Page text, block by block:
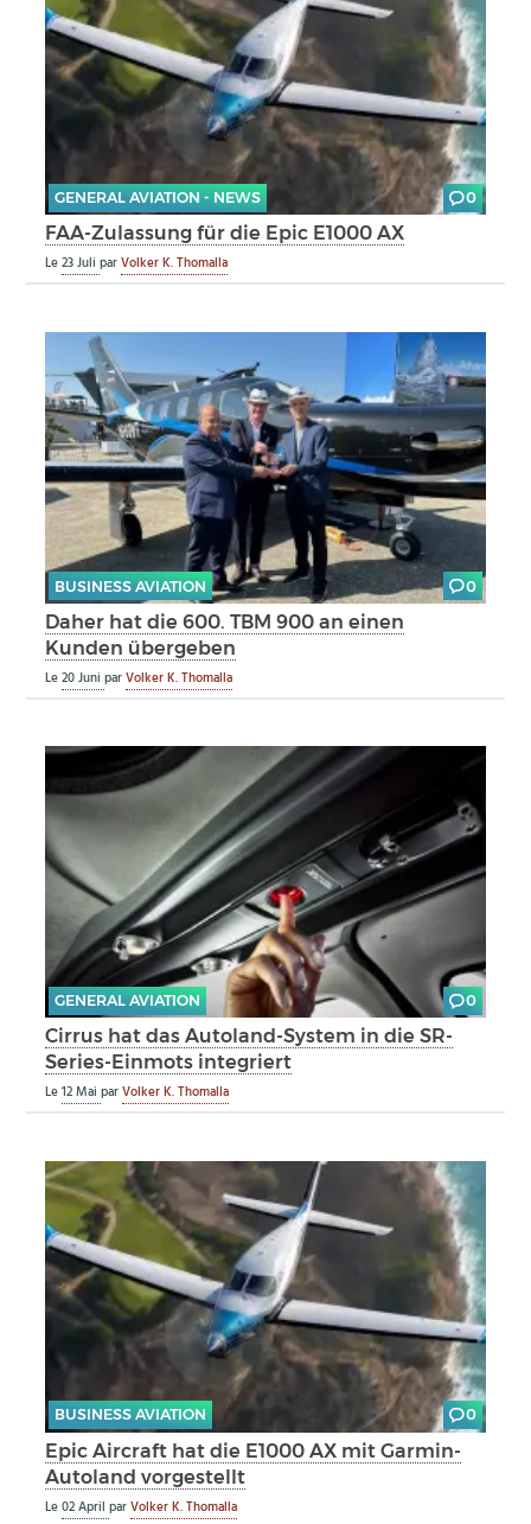
GENERAL AVIATION - NEWS 0
FAA-Zulassung für die Epic E1000 AX
Le23 JuliparVolker K. Thomalla
BUSINESS AVIATION 0
Daher hat die 600. TBM 900 an einen
Kunden übergeben
Le20 JuniparVolker K. Thomalla
GENERAL AVIATION 0
Cirrus hat das Autoland-System in die SR-
Series-Einmots integriert
Le12 MaiparVolker K. Thomalla
BUSINESS AVIATION 0
Epic Aircraft hat die E1000 AX mit Garmin-
Autoland vorgestellt
Le02 AprilparVolker K. Thomalla